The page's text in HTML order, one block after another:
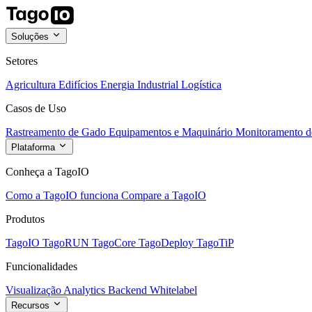
Soluções
Setores
Agricultura Edifícios Energia Industrial Logística
Casos de Uso
Rastreamento de Gado Equipamentos e Maquinário Monitoramento
Plataforma
Conheça a TagoIO
Como a TagoIO funciona Compare a TagoIO
Produtos
TagoIO TagoRUN TagoCore TagoDeploy TagoTiP
Funcionalidades
Visualização Analytics Backend Whitelabel
Recursos